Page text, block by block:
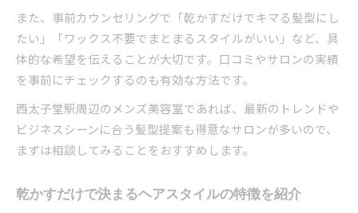
また、事前カウンセリングで「乾かすだけでキマる髪型にし
たい」「ワックス不要でまとまるスタイルがいい」など、具
体的な希望を伝えることが大切です。口コミやサロンの実績
を事前にチェックするのも有効な方法です。
西太子堂駅周辺のメンズ美容室であれば、最新のトレンドや
ビジネスシーンに合う髪型提案も得意なサロンが多いので、
まずは相談してみることをおすすめします。
乾かすだけで決まるヘアスタイルの特徴を紹介